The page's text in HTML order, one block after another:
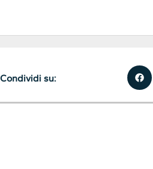
Condividi su: